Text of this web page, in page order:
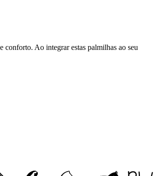
conforto. Ao integrar estas palmilhas ao seu